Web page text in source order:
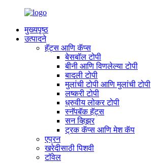
मुख्यपृष्ठ
उत्पादने
हॅट्स आणि कॅप्स
बेसबॉल टोपी
बीनी आणि विणलेल्या टोपी
बादली टोपी
मुलांची टोपी आणि मुलांची टोपी
लष्करी टोपी
ध्रुवीय लोकर टोपी
स्नॅपबॅक हॅट्स
सन व्हिझर
ट्रक कॅप्स आणि मेश कॅप
एप्रन
खरेदीसाठी पिशवी
टॉवेल